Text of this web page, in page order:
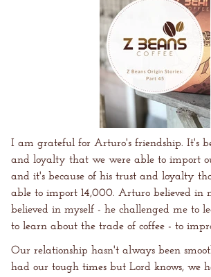
I am grateful for Arturo's friendship. It's
and loyalty that we were able to import
and it's because of his trust and loyalty
able to import 14,000. Arturo believed in
believed in myself - he challenged me to
to learn about the trade of coffee - to
Our relationship hasn't always been
had our tough times but Lord knows, we